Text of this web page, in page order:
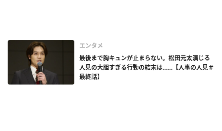
エンタメ
最後まで胸キュンが止まらない。松田元太演じる
人見の大胆すぎる行動の結末は……【人事の人見＃
最終話】